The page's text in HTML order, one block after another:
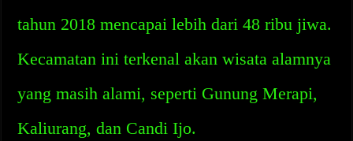
tahun 2018 mencapai lebih dari 48 ribu jiwa.
Kecamatan ini terkenal akan wisata alamnya
yang masih alami, seperti Gunung Merapi,
Kaliurang, dan Candi Ijo.